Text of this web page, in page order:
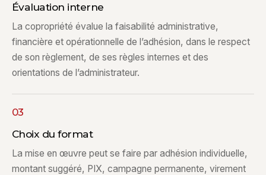
Évaluation interne
La copropriété évalue la faisabilité administrative,
financière et opérationnelle de l’adhésion, dans le respect
de son règlement, de ses règles internes et des
orientations de l’administrateur.
03
Choix du format
La mise en œuvre peut se faire par adhésion individuelle,
montant suggéré, PIX, campagne permanente, virement